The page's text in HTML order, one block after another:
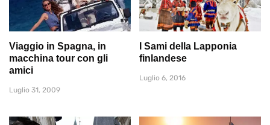
Viaggio in Spagna, in
macchina tour con gli
amici
Luglio 31, 2009
I Sami della Lapponia
finlandese
Luglio 6, 2016